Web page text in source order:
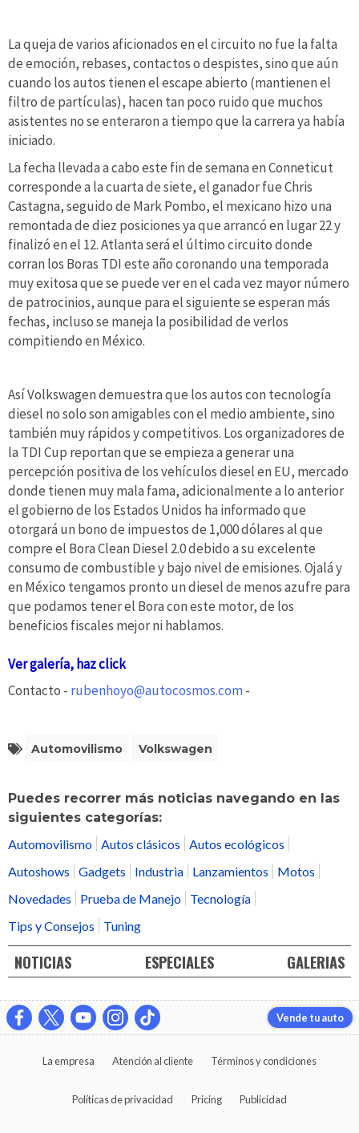
La queja de varios aficionados en el circuito no fue la falta
de emoción, rebases, contactos o despistes, sino que aún
cuando los autos tienen el escape abierto (mantienen el
filtro de partículas), hacen tan poco ruido que muchos
asistentes no se enteraron a tiempo que la carrera ya había
iniciado.
La fecha llevada a cabo este fin de semana en Conneticut
corresponde a la cuarta de siete, el ganador fue Chris
Castagna, seguido de Mark Pombo, el mexicano hizo una
remontada de diez posiciones ya que arrancó en lugar 22 y
finalizó en el 12. Atlanta será el último circuito donde
corran los Boras TDI este año coronando una temporada
muy exitosa que se puede ver en el cada vez mayor número
de patrocinios, aunque para el siguiente se esperan más
fechas, incluso se maneja la posibilidad de verlos
compitiendo en México.
Así Volkswagen demuestra que los autos con tecnología
diesel no solo son amigables con el medio ambiente, sino
también muy rápidos y competitivos. Los organizadores de
la TDI Cup reportan que se empieza a generar una
percepción positiva de los vehículos diesel en EU, mercado
donde tienen muy mala fama, adicionalmente a lo anterior
el gobierno de los Estados Unidos ha informado que
otorgará un bono de impuestos de 1,000 dólares al que
compre el Bora Clean Diesel 2.0 debido a su excelente
consumo de combustible y bajo nivel de emisiones. Ojalá y
en México tengamos pronto un diesel de menos azufre para
que podamos tener el Bora con este motor, de los
beneficios fiscales mejor ni hablamos.
Ver galería, haz click
Contacto - rubenhoyo@autocosmos.com-
Automovilismo Volkswagen
Puedes recorrer más noticias navegando en las
siguientes categorías:
Automovilismo Autos clásicos
Autos ecológicos
Autoshows
Gadgets Industria Lanzamientos
Motos
Novedades
Prueba de Manejo
Tecnología
Tips y Consejos
Tuning
NOTICIAS ESPECIALES GALERIAS
Vende tu auto
La empresa Atención al cliente Términos y condiciones
Políticas de privacidad Pricing Publicidad